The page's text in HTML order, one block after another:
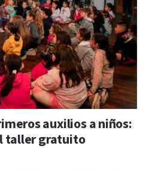
auxilios a niños:
taller gratuito